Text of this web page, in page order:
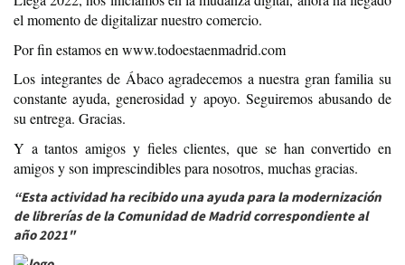
el momento de digitalizar nuestro comercio.
Por fin estamos en www.todoestaenmadrid.com
Los integrantes de Ábaco agradecemos a nuestra gran familia su
constante ayuda, generosidad y apoyo. Seguiremos abusando de
su entrega. Gracias.
Y a tantos amigos y fieles clientes, que se han convertido en
amigos y son imprescindibles para nosotros, muchas gracias.
“Esta actividad ha recibido una ayuda para la modernización
de librerías de la Comunidad de Madrid correspondiente al
año 2021"